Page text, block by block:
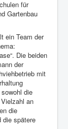
für
Gartenbau
ein Team der
Die beiden
der
mit
die
an
die
die spätere